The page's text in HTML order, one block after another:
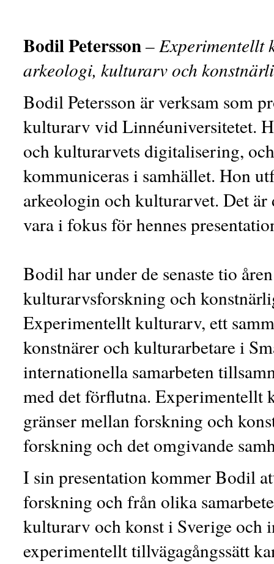
Bodil Petersson– Experimentellt
arkeologi, kulturarv och
Bodil Petersson är verksam som
kulturarv vid Linnéuniversitetet.
och kulturarvets digitalisering,
kommuniceras i samhället. Hon
arkeologin och kulturarvet. Det är
vara i fokus för hennes
Bodil har under de senaste tio
kulturarvsforskning och
Experimentellt kulturarv, ett
konstnärer och kulturarbetare i
internationella samarbeten
med det förflutna.
gränser mellan forskning och
forskning och det omgivande
I sin presentation kommer Bodil
forskning och från olika
kulturarv och konst i Sverige och
experimentellt tillvägagångssätt